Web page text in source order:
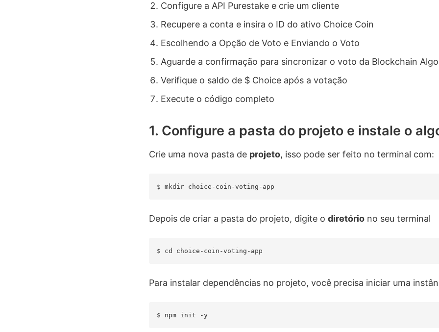
Configure a API Purestake e crie um cliente
Recupere a conta e insira o ID do ativo Choice Coin
Escolhendo a Opção de Voto e Enviando o Voto
Aguarde a confirmação para sincronizar o voto da Blockchain
Verifique o saldo de $ Choice após a votação
Execute o código completo
1. Configure a pasta do projeto e instale o
Crie uma nova pasta de projeto, isso pode ser feito no terminal com:
Depois de criar a pasta do projeto, digite o diretório no seu terminal
Para instalar dependências no projeto, você precisa iniciar uma